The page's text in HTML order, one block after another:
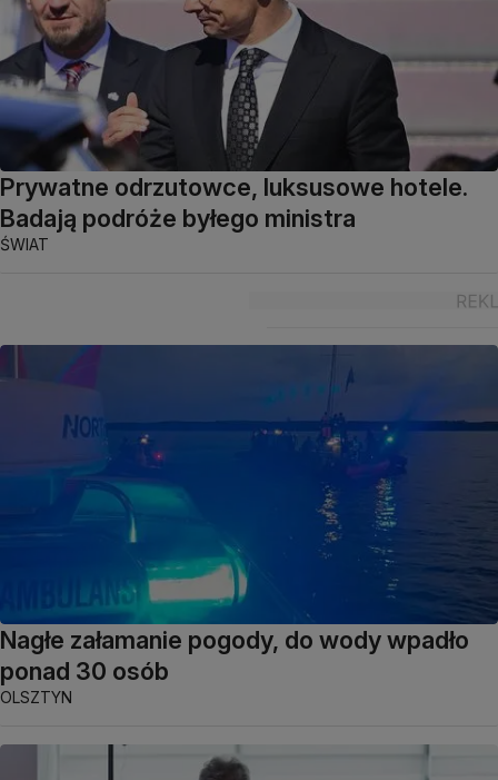
Prywatne odrzutowce, luksusowe hotele.
Badają podróże byłego ministra
ŚWIAT
Nagłe załamanie pogody, do wody wpadło
ponad 30 osób
OLSZTYN